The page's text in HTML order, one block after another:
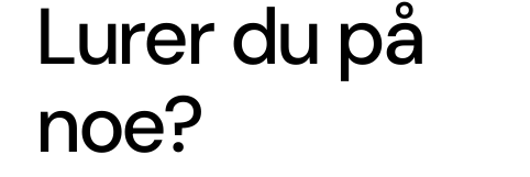
Lurer du på
noe?